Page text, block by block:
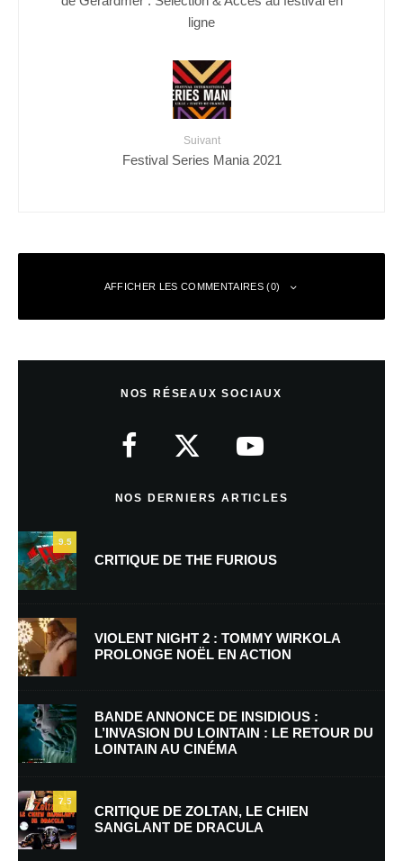
ligne
Suivant
Festival Series Mania 2021
AFFICHER LES COMMENTAIRES (0)
Nom*
E-mail* Site web
Enregistrer mon nom, mon e-mail et mon site dans le navigateur pour
mon prochain commentaire.
NOS RÉSEAUX SOCIAUX
NOS DERNIERS ARTICLES
9.5
CRITIQUE DE THE FURIOUS
VIOLENT NIGHT 2 : TOMMY WIRKOLA
PROLONGE NOËL EN ACTION
BANDE ANNONCE DE INSIDIOUS :
L’INVASION DU LOINTAIN : LE RETOUR DU
LOINTAIN AU CINÉMA
7.5
CRITIQUE DE ZOLTAN, LE CHIEN
SANGLANT DE DRACULA